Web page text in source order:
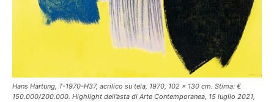
Hans Hartung, T-1970-H37, acrilico su tela, 1970, 102 x 130 cm. Stima: €
150.000/200.000. Highlight dell’asta di Arte Contemporanea, 15 luglio 2021,